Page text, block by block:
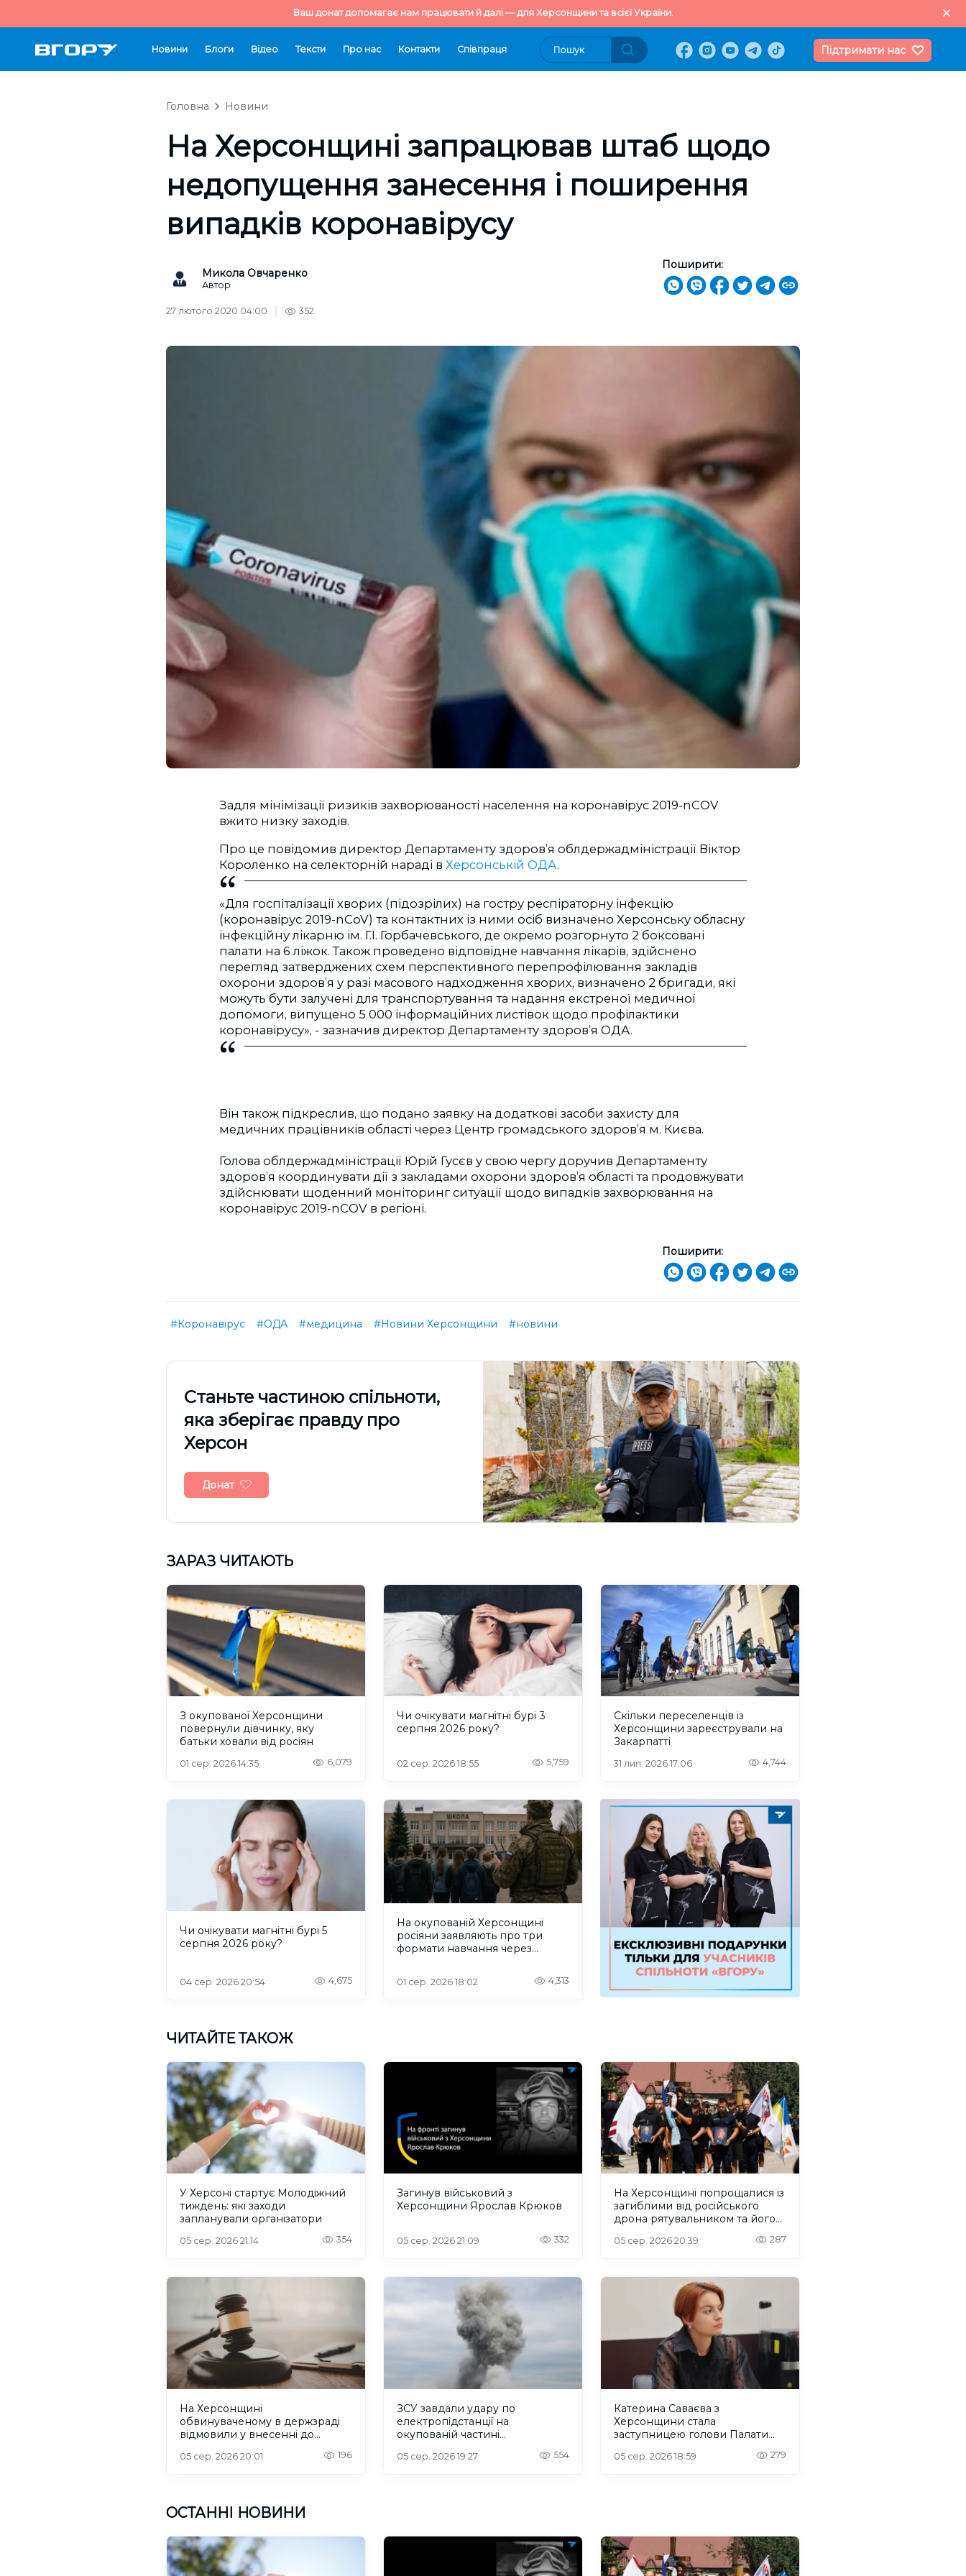
Ваш донат допомагає нам працювати й далі — для Херсонщини та всієї України.
Новини Блоги Відео Тексти Про нас Контакти Cпівпраця Підтримати нас
Головна Новини
На Херсонщині запрацював штаб щодо
недопущення занесення і поширення
випадків коронавірусу
Микола Овчаренко
Автор
Поширити:
27 лютого 2020 04:00 352
Задля мінімізації ризиків захворюваності населення на коронавірус 2019-nCOV
вжито низку заходів.
Про це повідомив директор Департаменту здоров’я облдержадміністрації Віктор
Короленко на селекторній нараді в Херсонській ОДА.
«Для госпіталізації хворих (підозрілих) на гостру респіраторну інфекцію
(коронавірус 2019-nCoV) та контактних із ними осіб визначено Херсонську обласну
інфекційну лікарню ім. Г.І. Горбачевського, де окремо розгорнуто 2 боксовані
палати на 6 ліжок. Також проведено відповідне навчання лікарів, здійснено
перегляд затверджених схем перспективного перепрофілювання закладів
охорони здоров’я у разі масового надходження хворих, визначено 2 бригади, які
можуть бути залучені для транспортування та надання екстреної медичної
допомоги, випущено 5 000 інформаційних листівок щодо профілактики
коронавірусу», - зазначив директор Департаменту здоров’я ОДА.
Він також підкреслив, що подано заявку на додаткові засоби захисту для
медичних працівників області через Центр громадського здоров’я м. Києва.
Голова облдержадміністрації Юрій Гусєв у свою чергу доручив Департаменту
здоров’я координувати дії з закладами охорони здоров’я області та продовжувати
здійснювати щоденний моніторинг ситуації щодо випадків захворювання на
коронавірус 2019-nCOV в регіоні.
Поширити:
#Коронавірус #ОДА #медицина #Новини Херсонщини #новини
Cтаньте частиною спільноти,
яка зберігає правду про
Херсон
Донат
ЗАРАЗ ЧИТАЮТЬ
З окупованої Херсонщини
повернули дівчинку, яку
батьки ховали від росіян
01 сер. 2026 14:35 6,079
Чи очікувати магнітні бурі 3
серпня 2026 року?
02 сер. 2026 18:55 5,759
Скільки переселенців із
Херсонщини зареєстрували на
Закарпатті
31 лип. 2026 17:06 4,744
Чи очікувати магнітні бурі 5
серпня 2026 року?
04 сер. 2026 20:54 4,675
На окупованій Херсонщині
росіяни заявляють про три
формати навчання через
01 сер. 2026 18:02 4,313
ЧИТАЙТЕ ТАКОЖ
У Херсоні стартує Молодіжний
тиждень: які заходи
запланували організатори
05 сер. 2026 21:14 354
Загинув військовий з
Херсонщини Ярослав Крюков
05 сер. 2026 21:09 332
На Херсонщині попрощалися із
загиблими від російського
дрона рятувальником та його
05 сер. 2026 20:39 287
На Херсонщині
обвинуваченому в держзраді
відмовили у внесенні до
05 сер. 2026 20:01 196
ЗСУ завдали удару по
електропідстанції на
окупованій частині
05 сер. 2026 19:27 554
Катерина Саваєва з
Херсонщини стала
заступницею голови Палати
конгресів
05 сер. 2026 18:59 279
ОСТАННІ НОВИНИ